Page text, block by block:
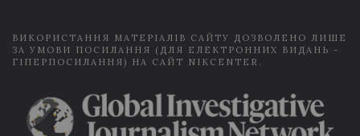
ВИКОРИСТАННЯ МАТЕРІАЛІВ САЙТУ ДОЗВОЛЕНО ЛИШЕ
ЗА УМОВИ ПОСИЛАННЯ (ДЛЯ ЕЛЕКТРОННИХ ВИДАНЬ -
ГІПЕРПОСИЛАННЯ) НА САЙТ NIKCENTER.